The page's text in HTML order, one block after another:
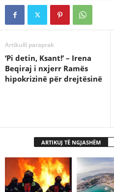
Artikulli paraprak
‘Pi detin, Ksant!’ – Irena
Beqiraj i nxjerr Ramës
hipokrizinë për drejtësinë
ARTIKUJ TË NGJASHËM